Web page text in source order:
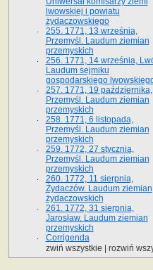
lwowskiej i powiatu
żydaczowskiego
255. 1771, 13 września,
Przemyśl. Laudum ziemian
przemyskich
256. 1771, 14 września,
Laudum sejmiku
gospodarskiego
257. 1771, 19 października,
Przemyśl. Laudum ziemian
przemyskich
258. 1771, 6 listopada,
Przemyśl. Laudum ziemian
przemyskich
259. 1772, 27 stycznia,
Przemyśl. Laudum ziemian
przemyskich
260. 1772, 11 sierpnia,
Żydaczów. Laudum ziemian
żydaczowskich
261. 1772, 31 sierpnia,
Jarosław. Laudum ziemian
przemyskich
Corrigenda
zwiń wszystkie
rozwiń